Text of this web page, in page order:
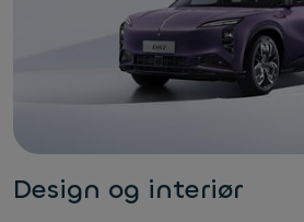
Design og interiør